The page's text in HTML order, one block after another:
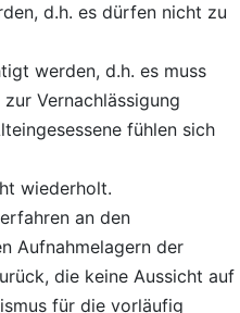
d.h. es dürfen nicht zu
werden, d.h. es muss
Vernachlässigung
fühlen sich
wiederholt.
an den
Aufnahmelagern der
die keine Aussicht auf
für die vorläufig